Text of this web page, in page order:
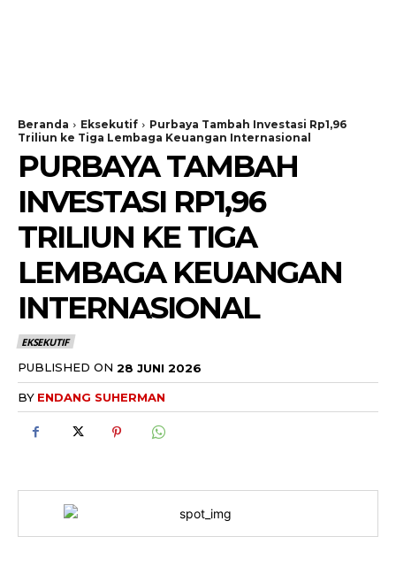
Beranda Eksekutif
Purbaya Tambah Investasi Rp1,96
Triliun ke Tiga Lembaga Keuangan Internasional
PURBAYA TAMBAH
INVESTASI RP1,96
TRILIUN KE TIGA
LEMBAGA KEUANGAN
INTERNASIONAL
EKSEKUTIF
PUBLISHED ON 28 JUNI 2026
BY ENDANG SUHERMAN